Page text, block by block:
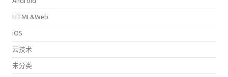
HTML&Web
iOS
云技术
未分类